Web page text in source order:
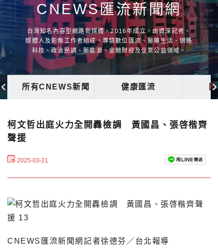
CNEWS匯流新聞網
台灣知名內容型網路新媒體，2016年成立，由資深記者、
媒體人及影像工作者組成，專精數位匯流、醫藥生活、網路
科技、政治民調、新能源、金融財經及企業公益領域。
所有CNEWS新聞 健康匯流
柯文哲出庭火力全開轟檢調 黃國昌、張啓楷齊
聲援
2025-03-21
CNEWS匯流新聞網記者徐德芬／台北報導